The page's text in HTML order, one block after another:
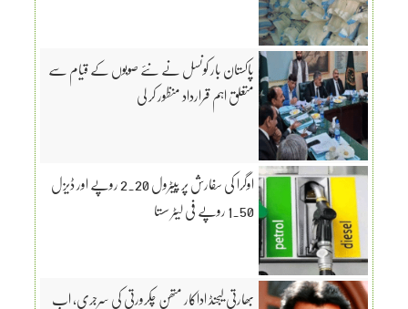
پاکستان بار کونسل نے نئے صوبوں کے قیام سے
متعلق اہم قرارداد منظور کر لی
اوگرا کی سفارش پر پیٹرول 2.20 روپے اور ڈیزل
1.50 روپے فی لیٹر سستا
بھارتی لیجنڈ اداکار متھن چکرورتی کی سرجری، اب